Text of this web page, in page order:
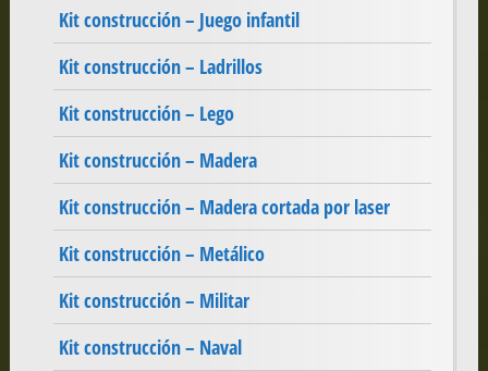
Kit construcción – Juego infantil
Kit construcción – Ladrillos
Kit construcción – Lego
Kit construcción – Madera
Kit construcción – Madera cortada por laser
Kit construcción – Metálico
Kit construcción – Militar
Kit construcción – Naval